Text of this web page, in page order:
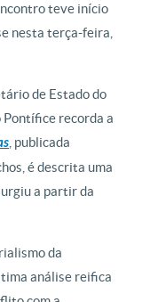
teve início
nesta terça-feira,
de Estado do
recorda a
, publicada
é descrita uma
a partir da
da
análise reifica